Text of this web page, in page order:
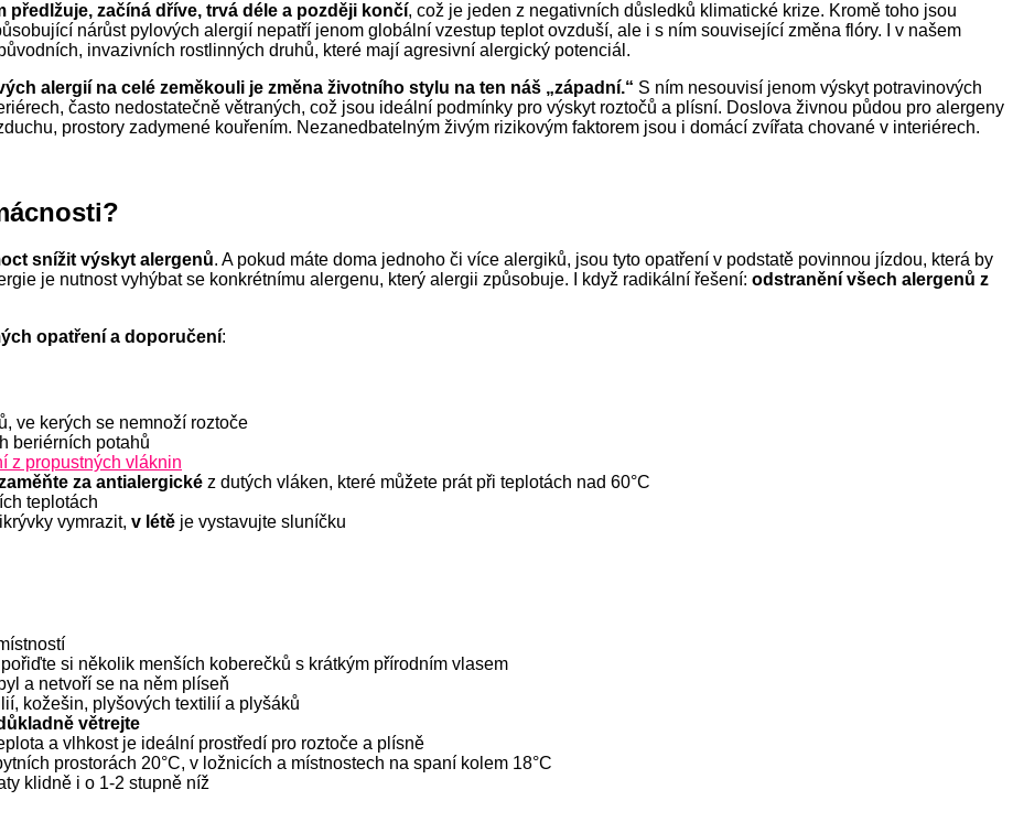
začíná dříve, trvá déle a později končí, což je jeden z negativních důsledků klimatické krize. Kromě toho jsou
nárůst pylových alergií nepatří jenom globální vzestup teplot ovzduší, ale i s ním související změna flóry. I v našem
invazivních rostlinných druhů, které mají agresivní alergický potenciál.
alergií na celé zeměkouli je změna životního stylu na ten náš „západní.“ S ním nesouvisí jenom výskyt potravinových
často nedostatečně větraných, což jsou ideální podmínky pro výskyt roztočů a plísní. Doslova živnou půdou pro alergeny
prostory zadymené kouřením. Nezanedbatelným živým rizikovým faktorem jsou i domácí zvířata chované v interiérech.
snížit výskyt alergenů. A pokud máte doma jednoho či více alergiků, jsou tyto opatření v podstatě povinnou jízdou, která by
je nutnost vyhýbat se konkrétnímu alergenu, který alergii způsobuje. když radikální řešení: odstranění všech alergenů z
opatření a doporučení:
ve kerých se nemnoží roztoče
beriérních potahů
z propustných vláknin
ňte za antialergické z dutých vláken, které můžete prát při teplotách nad 60°C
teplotách
ývky vymrazit, v létě je vystavujte sluníčku
si několik menších koberečků s krátkým přírodním vlasem
a netvoří se na něm plíseň
kožešin, plyšových textilií a plyšáků
větrejte
a vlhkost je ideální prostředí pro roztoče a plísně
prostorách 20°C, v ložnicích a místnostech na spaní kolem 18°C
klidně i o 1-2 stupně níž